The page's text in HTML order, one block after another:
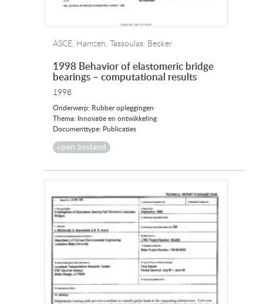
ASCE, Hamzeh, Tassoulas, Becker
1998 Behavior of elastomeric bridge
bearings – computational results
1998
Onderwerp: Rubber opleggingen
Thema: Innovatie en ontwikkeling
Documenttype: Publicaties
open bestand